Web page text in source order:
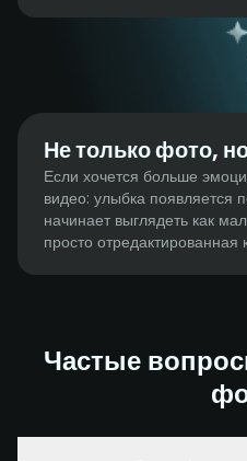
Не только фото,
Если хочется больше
видео: улыбка появляется
начинает выглядеть как
просто отредактированная
Частые